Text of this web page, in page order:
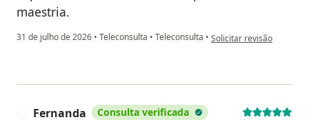
maestria.
31 de julho de 2026 • Teleconsulta • Teleconsulta • na opinião do utilizador
Solicitar revisão
Fernanda Consulta verificada